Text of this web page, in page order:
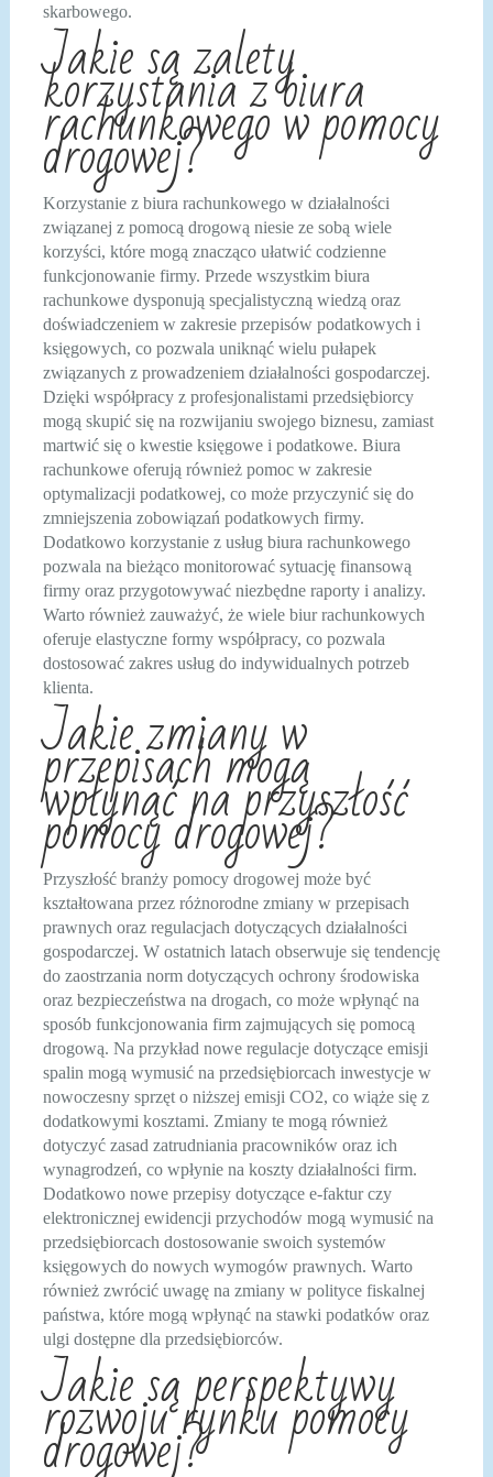
skarbowego.
Jakie są zalety
korzystania z biura
rachunkowego w pomocy
drogowej?
Korzystanie z biura rachunkowego w działalności
związanej z pomocą drogową niesie ze sobą wiele
korzyści, które mogą znacząco ułatwić codzienne
funkcjonowanie firmy. Przede wszystkim biura
rachunkowe dysponują specjalistyczną wiedzą oraz
doświadczeniem w zakresie przepisów podatkowych i
księgowych, co pozwala uniknąć wielu pułapek
związanych z prowadzeniem działalności gospodarczej.
Dzięki współpracy z profesjonalistami przedsiębiorcy
mogą skupić się na rozwijaniu swojego biznesu, zamiast
martwić się o kwestie księgowe i podatkowe. Biura
rachunkowe oferują również pomoc w zakresie
optymalizacji podatkowej, co może przyczynić się do
zmniejszenia zobowiązań podatkowych firmy.
Dodatkowo korzystanie z usług biura rachunkowego
pozwala na bieżąco monitorować sytuację finansową
firmy oraz przygotowywać niezbędne raporty i analizy.
Warto również zauważyć, że wiele biur rachunkowych
oferuje elastyczne formy współpracy, co pozwala
dostosować zakres usług do indywidualnych potrzeb
klienta.
Jakie zmiany w
przepisach mogą
wpłynąć na przyszłość
pomocy drogowej?
Przyszłość branży pomocy drogowej może być
kształtowana przez różnorodne zmiany w przepisach
prawnych oraz regulacjach dotyczących działalności
gospodarczej. W ostatnich latach obserwuje się tendencję
do zaostrzania norm dotyczących ochrony środowiska
oraz bezpieczeństwa na drogach, co może wpłynąć na
sposób funkcjonowania firm zajmujących się pomocą
drogową. Na przykład nowe regulacje dotyczące emisji
spalin mogą wymusić na przedsiębiorcach inwestycje w
nowoczesny sprzęt o niższej emisji CO2, co wiąże się z
dodatkowymi kosztami. Zmiany te mogą również
dotyczyć zasad zatrudniania pracowników oraz ich
wynagrodzeń, co wpłynie na koszty działalności firm.
Dodatkowo nowe przepisy dotyczące e-faktur czy
elektronicznej ewidencji przychodów mogą wymusić na
przedsiębiorcach dostosowanie swoich systemów
księgowych do nowych wymogów prawnych. Warto
również zwrócić uwagę na zmiany w polityce fiskalnej
państwa, które mogą wpłynąć na stawki podatków oraz
ulgi dostępne dla przedsiębiorców.
Jakie są perspektywy
rozwoju rynku pomocy
drogowej?